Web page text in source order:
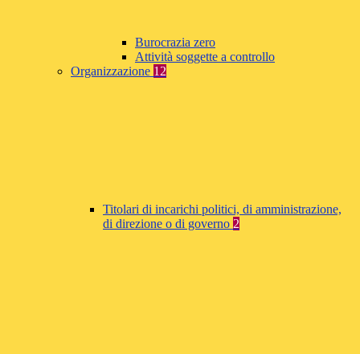
Burocrazia zero
Attività soggette a controllo
Organizzazione 12
Titolari di incarichi politici, di amministrazione,
di direzione o di governo 2